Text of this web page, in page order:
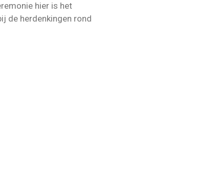
hier is het
de herdenkingen rond